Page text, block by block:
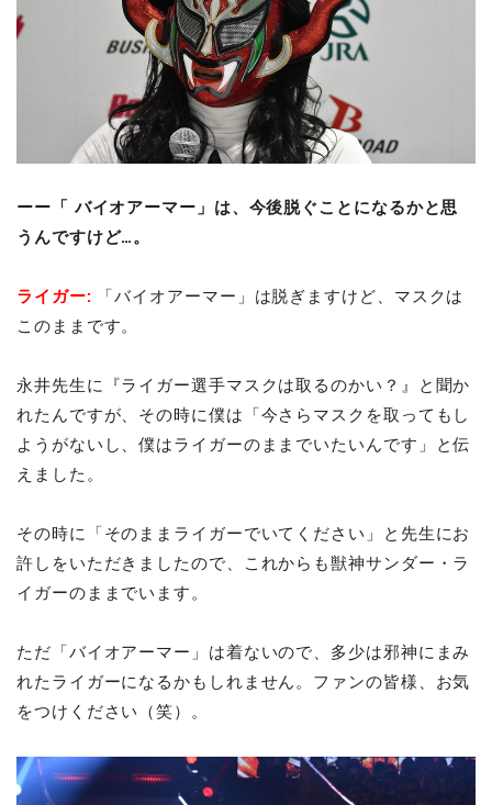
ーー「 バイオアーマー」は、今後脱ぐことになるかと思
うんですけど…。
ライガー:
「バイオアーマー」は脱ぎますけど、マスクは
このままです。
永井先生に『ライガー選手マスクは取るのかい？』と聞か
れたんですが、その時に僕は「今さらマスクを取ってもし
ようがないし、僕はライガーのままでいたいんです」と伝
えました。
その時に「そのままライガーでいてください」と先生にお
許しをいただきましたので、これからも獣神サンダー・ラ
イガーのままでいます。
ただ「バイオアーマー」は着ないので、多少は邪神にまみ
れたライガーになるかもしれません。ファンの皆様、お気
をつけください（笑）。